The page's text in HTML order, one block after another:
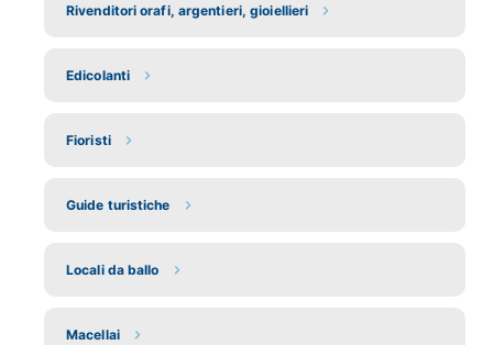
Rivenditori orafi, argentieri, gioiellieri
Edicolanti
Fioristi
Guide turistiche
Locali da ballo
Macellai